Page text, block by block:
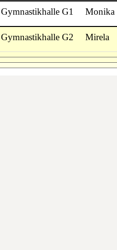
Gymnastikhalle G1 Monika
Gymnastikhalle G2 Mirela